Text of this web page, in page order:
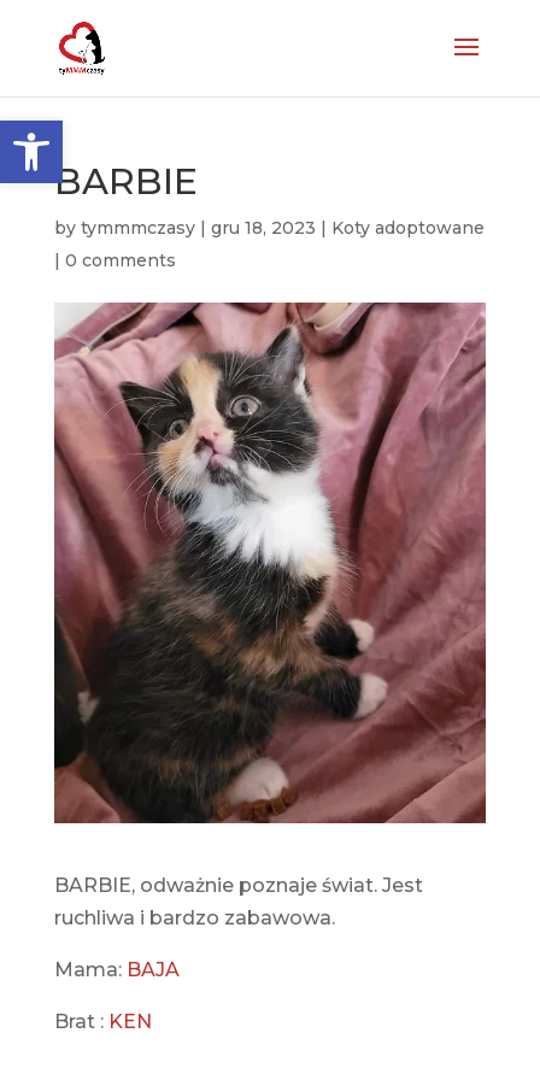
Otwórz pasek narzędzi
BARBIE
by tymmmczasy| gru 18, 2023 | Koty adoptowane
| 0 comments
BARBIE, odważnie poznaje świat. Jest
ruchliwa i bardzo zabawowa.
Mama: BAJA
Brat : KEN